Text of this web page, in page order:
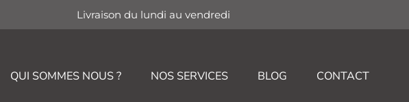
Livraison du lundi au vendredi
QUI SOMMES NOUS ? NOS SERVICES BLOG CONTACT